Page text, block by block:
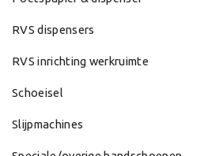
RVS dispensers
RVS inrichting werkruimte
Schoeisel
Slijpmachines